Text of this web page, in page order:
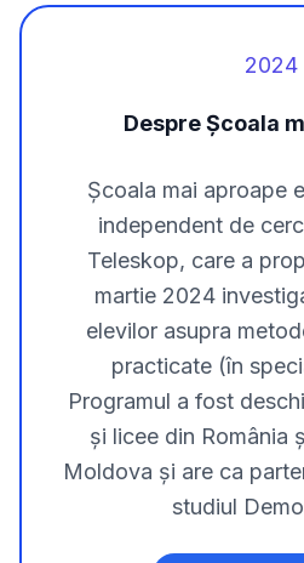
2024
Despre Școala
Școala mai aproape
independent de
Teleskop, care a
martie 2024
elevilor asupra
practicate (în
Programul a fost
și licee din România
Moldova și are ca
studiul